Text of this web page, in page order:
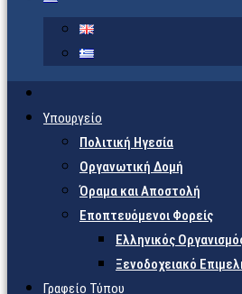
Υπουργείο
Πολιτική Ηγεσία
Οργανωτική Δομή
Όραμα και Αποστολή
Εποπτευόμενοι Φορείς
Eλληνικός
Ξενοδοχειακό
Γραφείο Τύπου